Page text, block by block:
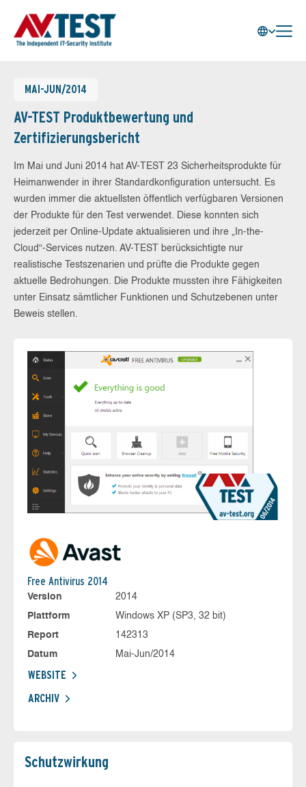
MAI-JUN/2014
AV-TEST Produktbewertung und
Zertifizierungsbericht
Im Mai und Juni 2014 hat AV-TEST 23 Sicherheitsprodukte für
Heimanwender in ihrer Standardkonfiguration untersucht. Es
wurden immer die aktuellsten öffentlich verfügbaren Versionen
der Produkte für den Test verwendet. Diese konnten sich
jederzeit per Online-Update aktualisieren und ihre „In-the-
Cloud“-Services nutzen. AV-TEST berücksichtigte nur
realistische Testszenarien und prüfte die Produkte gegen
aktuelle Bedrohungen. Die Produkte mussten ihre Fähigkeiten
unter Einsatz sämtlicher Funktionen und Schutzebenen unter
Beweis stellen.
Free Antivirus 2014
Version
2014
Plattform
Windows XP (SP3, 32 bit)
Report
142313
Datum
Mai-Jun/2014
WEBSITE
ARCHIV
Schutz­wirkung